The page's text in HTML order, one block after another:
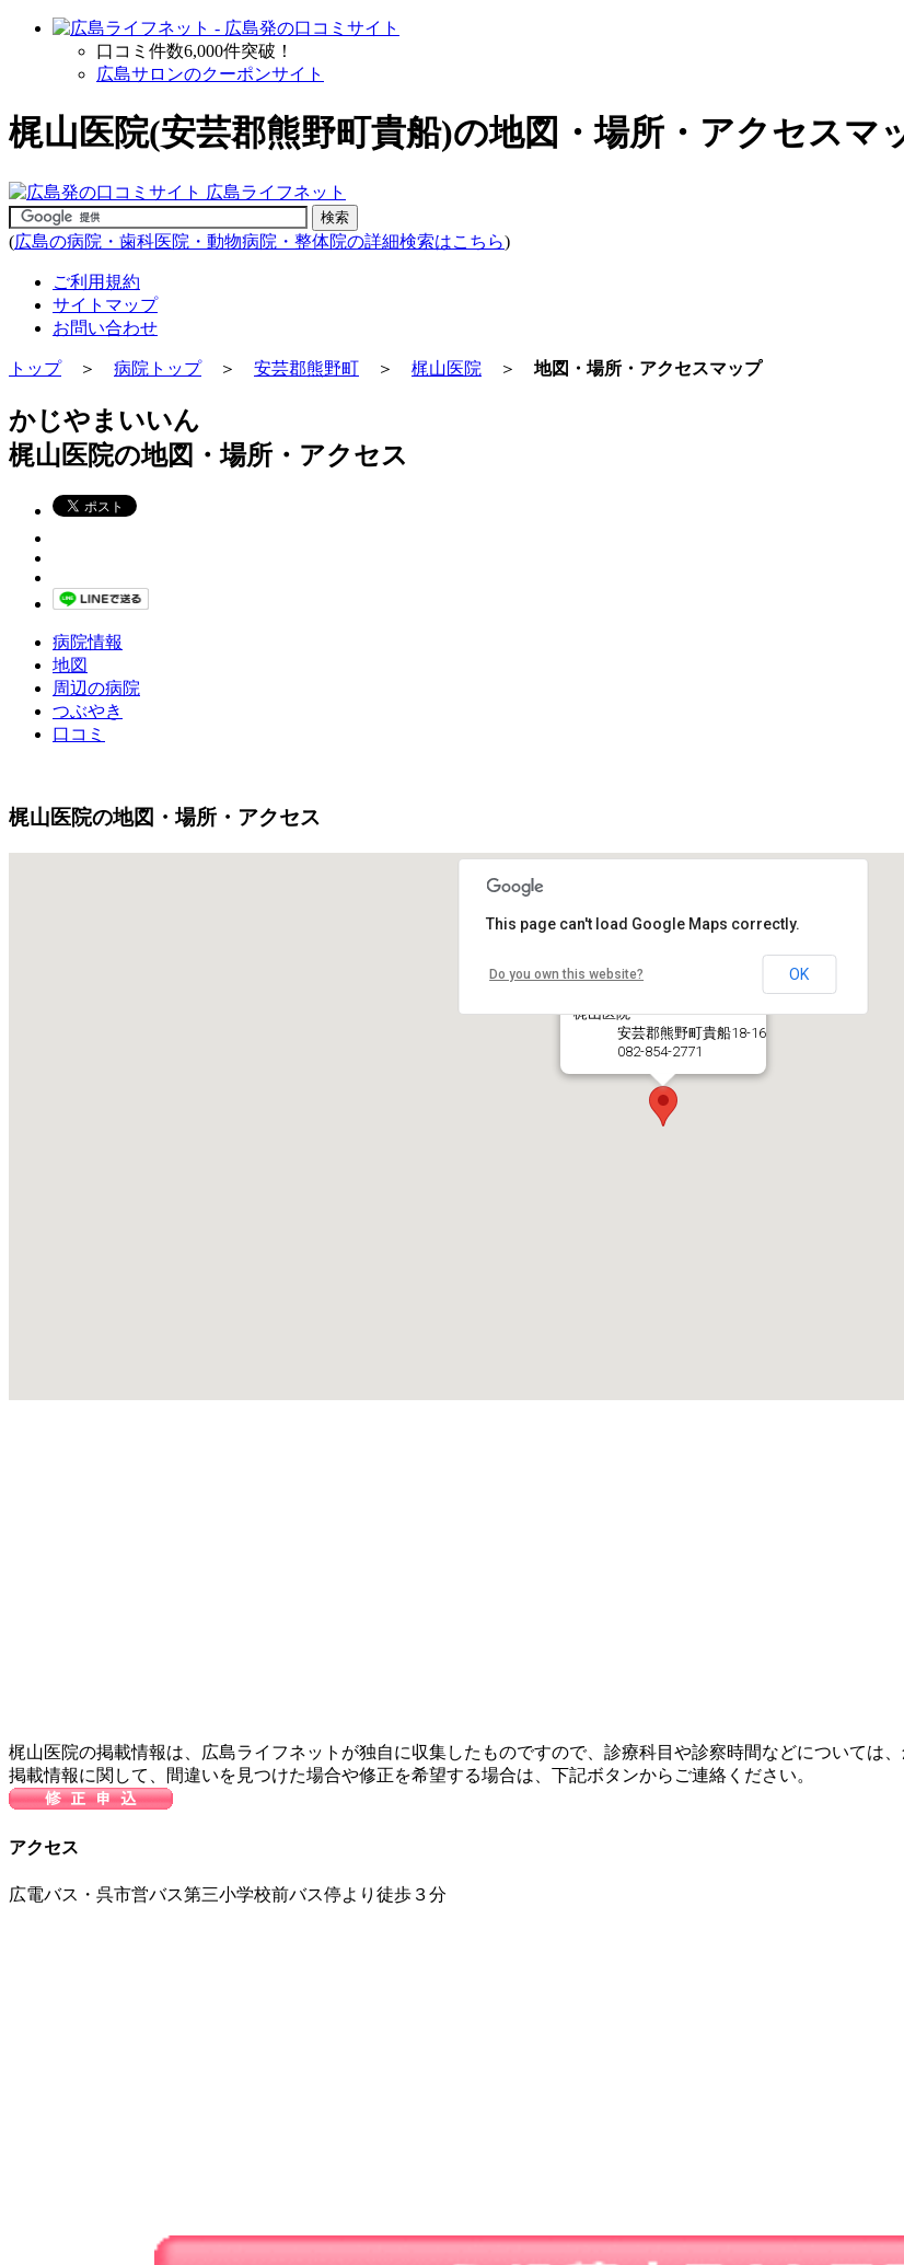
口コミ件数6,000件突破！
広島サロンのクーポンサイト
梶山医院(安芸郡熊野町貴船)の地図・場所・アクセスマ
(広島の病院・歯科医院・動物病院・整体院の詳細検索はこちら)
ご利用規約
サイトマップ
お問い合わせ
トップ＞ 病院トップ＞ 安芸郡熊野町 ＞ 梶山医院 ＞ 地図・場所・アクセスマップ
かじやまいいん
梶山医院の地図・場所・アクセス
病院情報
地図
周辺の病院
つぶやき
口コミ
梶山医院の地図・場所・アクセス
梶山医院
安芸郡熊野町貴船18-16
082-854-2771
This page can't load Google Maps correctly.
Do you own this website? OK
梶山医院の掲載情報は、広島ライフネットが独自に収集したものですので、診療科目や診察時間などについては
掲載情報に関して、間違いを見つけた場合や修正を希望する場合は、下記ボタンからご連絡ください。
アクセス
広電バス・呉市営バス第三小学校前バス停より徒歩３分